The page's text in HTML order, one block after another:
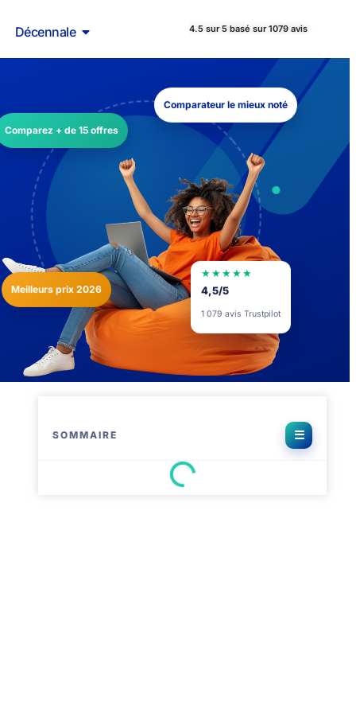
Décennale 4.5 sur 5 basé sur 1079 avis
Comparez + de 15 offres
Meilleurs prix 2026
Comparateur le mieux noté
★★★★★
4,5/5
1 079 avis Trustpilot
SOMMAIRE